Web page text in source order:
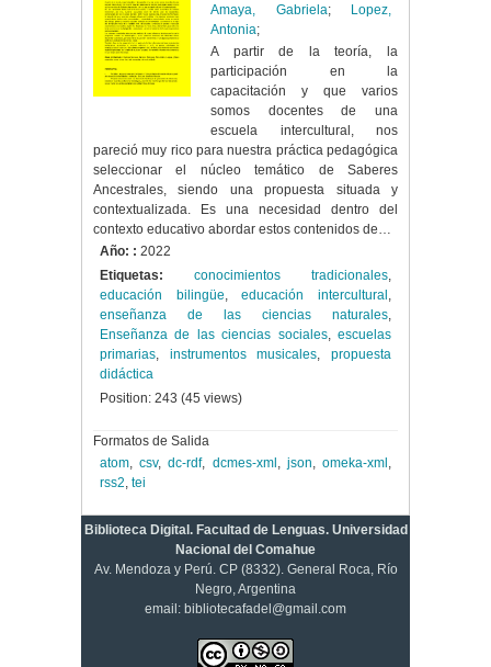
Amaya, Gabriela;
Lopez,
Antonia;
A partir de la teoría, la
participación en la
capacitación y que varios
somos docentes de una
escuela intercultural, nos
pareció muy rico para nuestra práctica pedagógica
seleccionar el núcleo temático de Saberes
Ancestrales, siendo una propuesta situada y
contextualizada. Es una necesidad dentro del
contexto educativo abordar estos contenidos de…
Año: : 2022
Etiquetas:
conocimientos tradicionales,
educación bilingüe,educación intercultural ,
enseñanza de las ciencias naturales,
Enseñanza de las ciencias sociales,escuelas
primarias, instrumentos musicales,propuesta
didáctica
Position: 243 (45 views)
Formatos de Salida
atom,csv,dc-rdf, dcmes-xml , json,omeka-xml ,
rss2, tei
Biblioteca Digital. Facultad de Lenguas. Universidad
Nacional del Comahue
Av. Mendoza y Perú. CP (8332). General Roca, Río
Negro, Argentina
email: bibliotecafadel@gmail.com